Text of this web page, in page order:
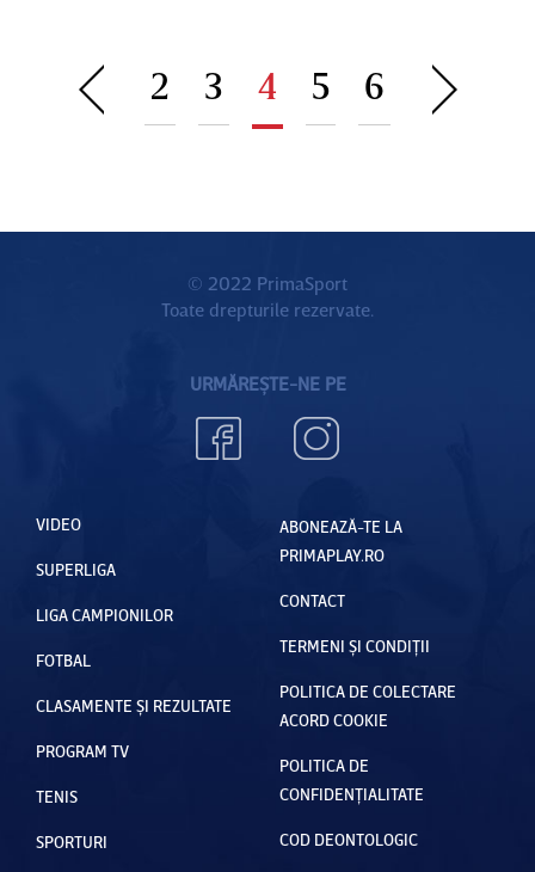
la CM
Under 23
Ungariei
Piteşti
2 3 4 5 6
© 2022 PrimaSport
Toate drepturile rezervate.
URMĂREȘTE-NE PE
VIDEO
SUPERLIGA
LIGA CAMPIONILOR
FOTBAL
CLASAMENTE ȘI REZULTATE
PROGRAM TV
TENIS
SPORTURI
ABONEAZĂ-TE LA
PRIMAPLAY.RO
CONTACT
TERMENI ȘI CONDIȚII
POLITICA DE COLECTARE
ACORD COOKIE
POLITICA DE
CONFIDENȚIALITATE
COD DEONTOLOGIC